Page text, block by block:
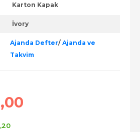
Karton Kapak
İvory
Ajanda Defter/ Ajanda ve
Takvim
,00
,20